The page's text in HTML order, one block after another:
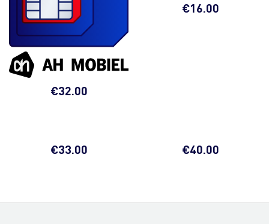
€32.00
€16.00
€33.00 €40.00